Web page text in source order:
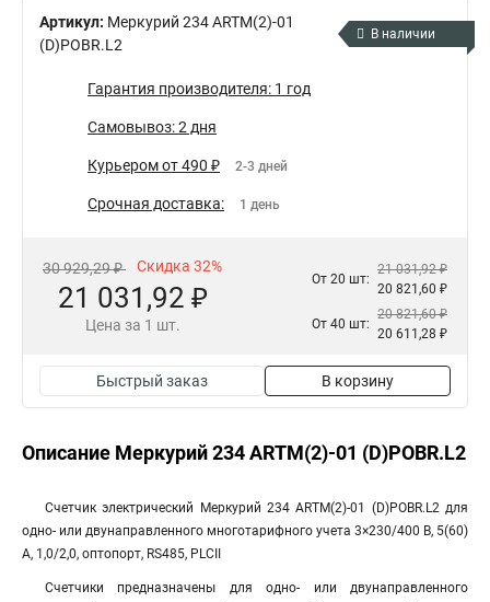
Артикул: Mеркурий 234 ARTM(2)-01
(D)POBR.L2
В наличии
Гарантия производителя: 1 год
Самовывоз: 2 дня
Курьером от 490 ₽ 2-3 дней
Срочная доставка: 1 день
30 929,29 ₽ Скидка 32%
21 031,92 ₽
Цена за 1 шт.
От 20 шт:
21 031,92 ₽
20 821,60 ₽
От 40 шт:
20 821,60 ₽
20 611,28 ₽
Быстрый заказ В корзину
Описание Mеркурий 234 ARTM(2)-01 (D)POBR.L2
Счетчик электрический Mеркурий 234 ARTM(2)-01 (D)POBR.L2 для
одно- или двунаправленного многотарифного учета 3×230/400 В, 5(60)
А, 1,0/2,0, оптопорт, RS485, PLСII
Счетчики предназначены для одно- или двунаправленного